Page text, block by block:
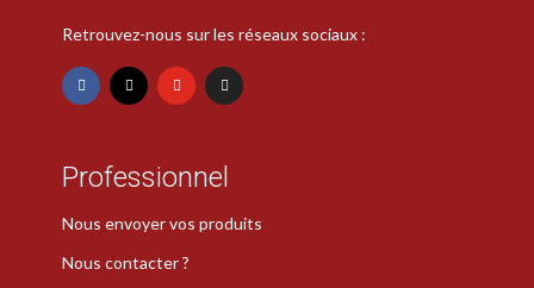
Retrouvez-nous sur les réseaux sociaux :
Professionnel
Nous envoyer vos produits
Nous contacter ?